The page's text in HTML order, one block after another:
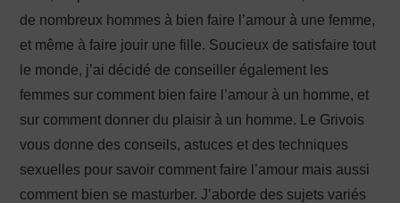
de nombreux hommes à bien faire l’amour à une femme,
et même à faire jouir une fille. Soucieux de satisfaire tout
le monde, j’ai décidé de conseiller également les
femmes sur comment bien faire l’amour à un homme, et
sur comment donner du plaisir à un homme. Le Grivois
vous donne des conseils, astuces et des techniques
sexuelles pour savoir comment faire l’amour mais aussi
comment bien se masturber. J’aborde des sujets variés